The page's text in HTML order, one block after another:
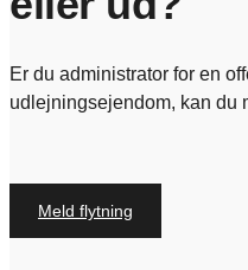
Er du administrator for en
udlejningsejendom, kan du
Meld flytning